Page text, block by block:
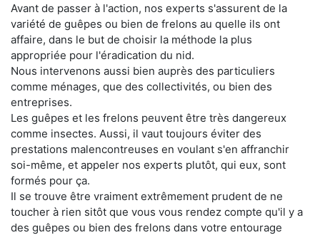
Avant de passer à l'action, nos experts s'assurent de la
variété de guêpes ou bien de frelons au quelle ils ont
affaire, dans le but de choisir la méthode la plus
appropriée pour l'éradication du nid.
Nous intervenons aussi bien auprès des particuliers
comme ménages, que des collectivités, ou bien des
entreprises.
Les guêpes et les frelons peuvent être très dangereux
comme insectes. Aussi, il vaut toujours éviter des
prestations malencontreuses en voulant s'en affranchir
soi-même, et appeler nos experts plutôt, qui eux, sont
formés pour ça.
Il se trouve être vraiment extrêmement prudent de ne
toucher à rien sitôt que vous vous rendez compte qu'il y a
des guêpes ou bien des frelons dans votre entourage